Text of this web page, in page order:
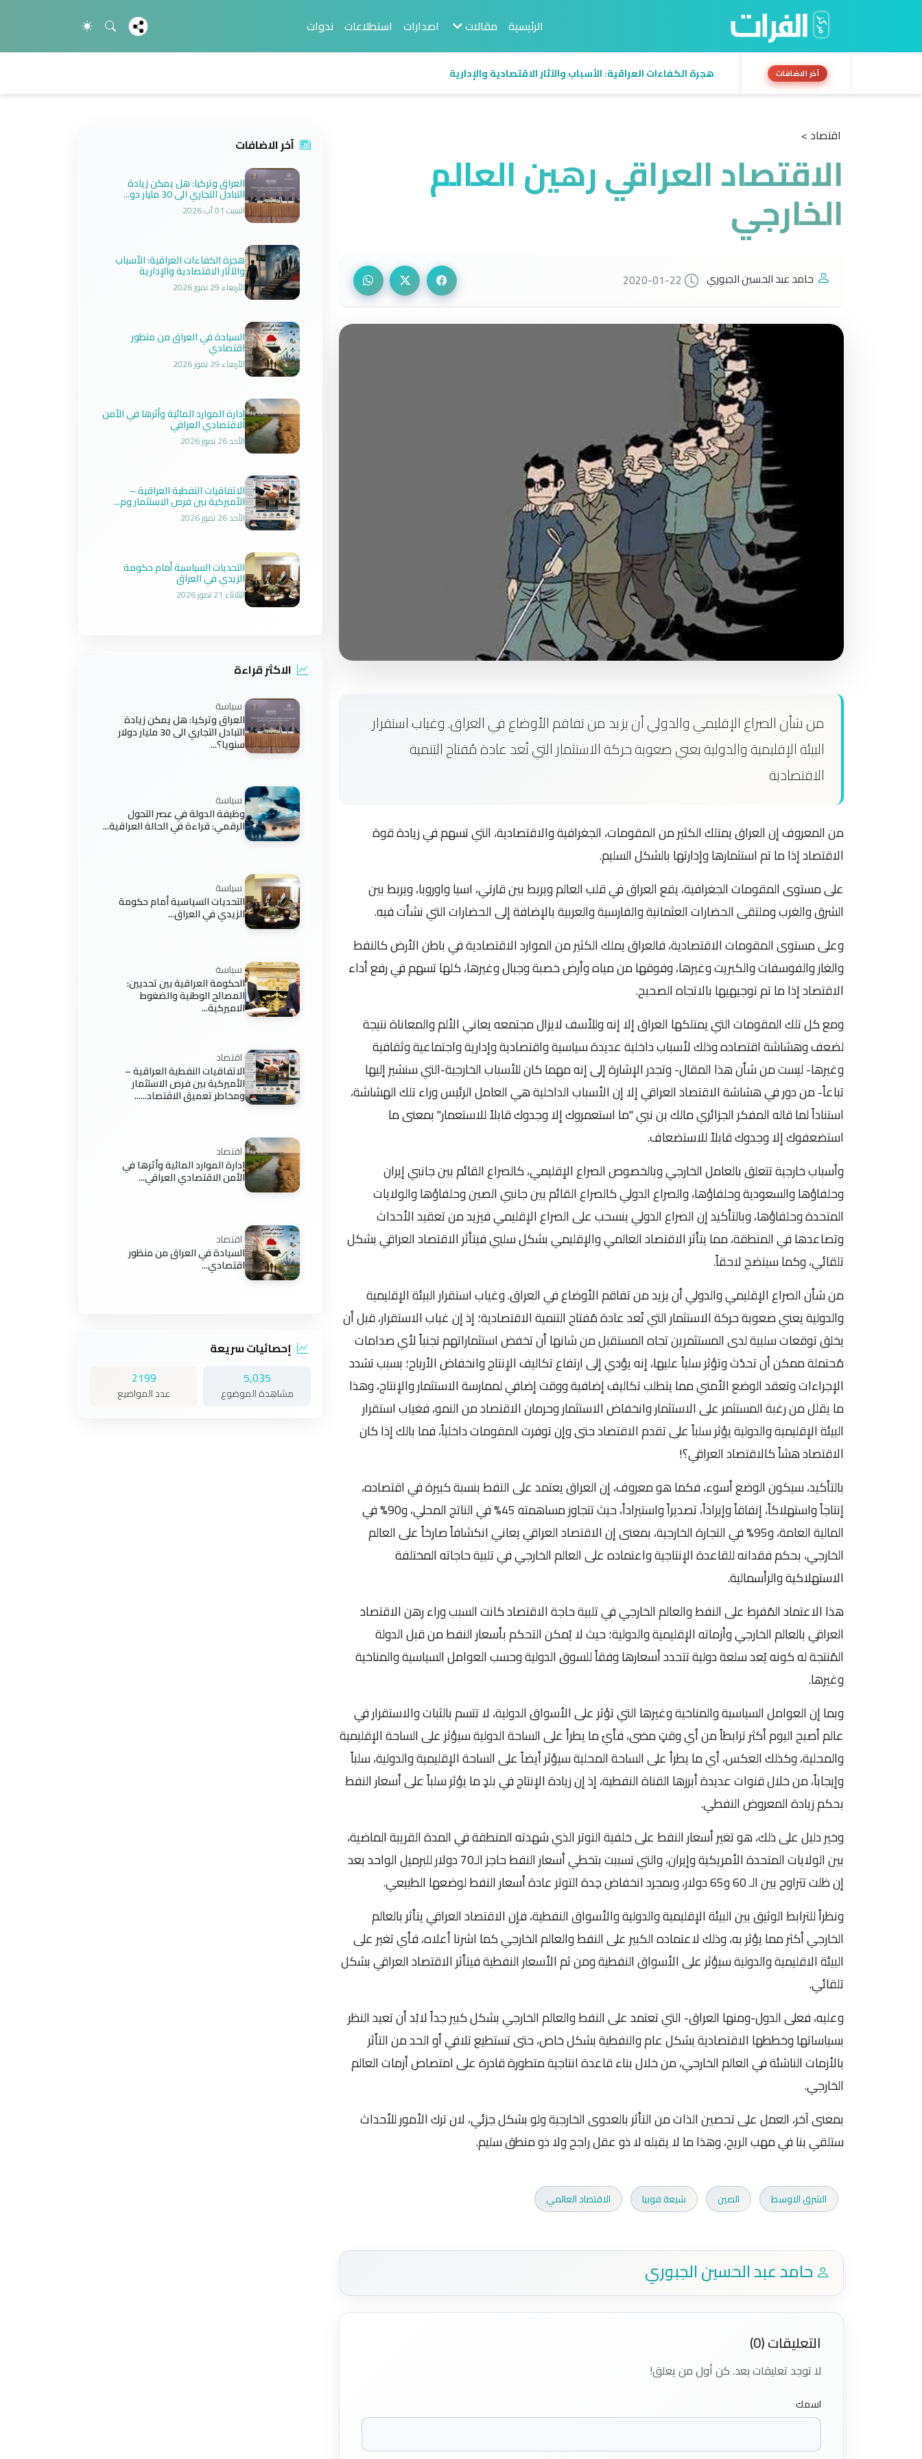
الرئيسية مقالات اصدارات استطلاعات ندوات
آخر الاضافات هجرة الكفاءات العراقية: الأسباب والآثار الاقتصادية والإدارية
اقتصاد >
الاقتصاد العراقي رهين العالم
الخارجي
حامد عبد الحسين الجبوري 2020-01-22
من شأن الصراع الإقليمي والدولي أن يزيد من تفاقم الأوضاع في العراق. وغياب استقرار
البيئة الإقليمية والدولية يعني صعوبة حركة الاستثمار التي تُعد عادة مُفتاح التنمية
الاقتصادية
من المعروف إن العراق يمتلك الكثير من المقومات، الجغرافية والاقتصادية، التي تسهم في زيادة قوة
الاقتصاد إذا ما تم استثمارها وإدارتها بالشكل السليم.
على مستوى المقومات الجغرافية، يقع العراق في قلب العالم ويربط بين قارتي، اسيا واوروبا، ويربط بين
الشرق والغرب وملتقى الحضارات العثمانية والفارسية والعربية بالإضافة إلى الحضارات التي نشأت فيه.
وعلى مستوى المقومات الاقتصادية، فالعراق يملك الكثير من الموارد الاقتصادية في باطن الأرض كالنفط
والغاز والفوسفات والكبريت وغيرها، وفوقها من مياه وأرض خصبة وجبال وغيرها، كلها تسهم في رفع أداء
الاقتصاد إذا ما تم توجيهيها بالاتجاه الصحيح.
ومع كل تلك المقومات التي يمتلكها العراق إلا إنه وللأسف لايزال مجتمعه يعاني الألم والمعاناة نتيجة
لضعف وهشاشة اقتصاده وذلك لأسباب داخلية عديدة سياسية واقتصادية وإدارية واجتماعية وثقافية
وغيرها- ليست من شأن هذا المقال- وتجدر الإشارة إلى إنه مهما كان للأسباب الخارجية-التي سنشير إليها
تباعاً- من دور في هشاشة الاقتصاد العراقي إلا إن الأسباب الداخلية هي العامل الرئيس وراء تلك الهشاشة،
استناداً لما قاله المفكر الجزائري مالك بن نبي "ما استعمروك إلا وجدوك قابلاً للاستعمار" بمعنى ما
استضعفوك إلا وجدوك قابلاً للاستضعاف.
وأسباب خارجية تتعلق بالعامل الخارجي وبالخصوص الصراع الإقليمي، كالصراع القائم بين جانبي إيران
وحلفاؤها والسعودية وحلفاؤها، والصراع الدولي كالصراع القائم بين جانبي الصين وحلفاؤها والولايات
المتحدة وحلفاؤها، وبالتأكيد إن الصراع الدولي ينسحب على الصراع الإقليمي فيزيد من تعقيد الأحداث
وتصاعدها في المنطقة، مما يتأثر الاقتصاد العالمي والإقليمي بشكل سلبي فيتأثر الاقتصاد العراقي بشكل
تلقائي، وكما سيتضح لاحقاً.
من شأن الصراع الإقليمي والدولي أن يزيد من تفاقم الأوضاع في العراق. وغياب استقرار البيئة الإقليمية
والدولية يعني صعوبة حركة الاستثمار التي تُعد عادة مُفتاح التنمية الاقتصادية؛ إذ إن غياب الاستقرار، قبل أن
يخلق توقعات سلبية لدى المستثمرين تجاه المستقبل من شانها أن تخفض استثماراتهم تجنباً لأي صدامات
مُحتملة ممكن أن تحدُث وتؤثر سلباً عليها، إنه يؤدي إلى ارتفاع تكاليف الإنتاج وانخفاض الأرباح؛ بسبب تشدد
الإجراءات وتعقد الوضع الأمني مما يتطلب تكاليف إضافية ووقت إضافي لممارسة الاستثمار والإنتاج، وهذا
ما يقلل من رغبة المستثمر على الاستثمار وانخفاض الاستثمار وحرمان الاقتصاد من النمو، فغياب استقرار
البيئة الإقليمية والدولية يؤثر سلباً على تقدم الاقتصاد حتى وإن توفرت المقومات داخلياً، فما بالك إذا كان
الاقتصاد هشاً كالاقتصاد العراقي؟!
بالتأكيد، سيكون الوضع أسوء، فكما هو معروف، إن العراق يعتمد على النفط بنسبة كبيرة في اقتصاده،
إنتاجاً واستهلاكاً، إنفاقاً وإيراداً، تصديراً واستيراداً، حيث تتجاوز مساهمته 45% في الناتج المحلي، و90% في
المالية العامة، و95% في التجارة الخارجية، بمعنى إن الاقتصاد العراقي يعاني انكشافاً صارخاً على العالم
الخارجي، بحكم فقدانه للقاعدة الإنتاجية واعتماده على العالم الخارجي في تلبية حاجاته المختلفة
الاستهلاكية والرأسمالية.
هذا الاعتماد المُفرط على النفط والعالم الخارجي في تلبية حاجة الاقتصاد كانت السبب وراء رهن الاقتصاد
العراقي بالعالم الخارجي وأزماته الإقليمية والدولية؛ حيث لا يُمكن التحكم بأسعار النفط من قبل الدولة
المُنتجة له كونه يُعد سلعة دولية تتحدد أسعارها وفقاً للسوق الدولية وحسب العوامل السياسية والمناخية
وغيرها.
وبما إن العوامل السياسية والمناخية وغيرها التي تؤثر على الأسواق الدولية، لا تتسم بالثبات والاستقرار في
عالم أصبح اليوم أكثر ترابطاً من أي وقتٍ مضى، فأيُ ما يطرأ على الساحة الدولية سيؤثر على الساحة الإقليمية
والمحلية، وكذلك العكس، أي ما يطرأ على الساحة المحلية سيؤثر أيضاً على الساحة الإقليمية والدولية، سلباً
وإيجاباً، من خلال قنوات عديدة أبرزها القناة النفطية، إذ إن زيادة الإنتاج في بلدٍ ما يؤثر سلباً على أسعار النفط
بحكم زيادة المعروض النفطي.
وخير دليل على ذلك، هو تغير أسعار النفط على خلفية التوتر الذي شهدته المنطقة في المدة القريبة الماضية،
بين الولايات المتحدة الأمريكية وإيران، والتي تسببت بتخطي أسعار النفط حاجز الـ70 دولار للبرميل الواحد بعد
إن ظلت تتراوح بين الـ 60 و65 دولار، وبمجرد انخفاض حِدة التوتر عادة أسعار النفط لوضعها الطبيعي.
ونظراً للترابط الوثيق بين البيئة الإقليمية والدولية والأسواق النفطية، فإن الاقتصاد العراقي يتأثر بالعالم
الخارجي أكثر مما يؤثر به، وذلك لاعتماده الكبير على النفط والعالم الخارجي كما اشرنا أعلاه، فأي تغير على
البيئة الاقليمية والدولية سيؤثر على الأسواق النفطية ومن ثم الأسعار النفطية فيتأثر الاقتصاد العراقي بشكل
تلقائي.
وعليه، فعلى الدول-ومنها العراق- التي تعتمد على النفط والعالم الخارجي بشكل كبير جداً لابُد أن تعيد النظر
بسياساتها وخططها الاقتصادية بشكل عام والنفطية بشكل خاص، حتى تستطيع تلافي أو الحد من التأثر
بالأزمات الناشئة في العالم الخارجي، من خلال بناء قاعدة انتاجية متطورة قادرة على امتصاص أزمات العالم
الخارجي.
بمعنى آخر، العمل على تحصين الذات من التأثر بالعدوى الخارجية ولو بشكل جزئي، لان ترك الأمور للأحداث
ستلقي بنا في مهب الريح، وهذا ما لا يقبله لا ذو عقل راجح ولا ذو منطق سليم.
الشرق الاوسط الصين شيعة فوبيا الاقتصاد العالمي
حامد عبد الحسين الجبوري
التعليقات (0)
لا توجد تعليقات بعد. كن أول من يعلق!
اسمك
آخر الاضافات
العراق وتركيا: هل يمكن زيادة
التبادل التجاري الى 30 مليار دو...
السبت 01 آب 2026
هجرة الكفاءات العراقية: الأسباب
والآثار الاقتصادية والإدارية
الأربعاء 29 تموز 2026
السيادة في العراق من منظور
اقتصادي
الأربعاء 29 تموز 2026
إدارة الموارد المائية وأثرها في الأمن
الاقتصادي العراقي
الأحد 26 تموز 2026
الاتفاقيات النفطية العراقية –
الأميركية بين فرص الاستثمار وم...
الأحد 26 تموز 2026
التحديات السياسية أمام حكومة
الزيدي في العراق
الثلاثاء 21 تموز 2026
الاكثر قراءة
سياسة
العراق وتركيا: هل يمكن زيادة
التبادل التجاري الى 30 مليار دولار
سنويا؟...
سياسة
وظيفة الدولة في عصر التحول
الرقمي: قراءة في الحالة العراقية...
سياسة
التحديات السياسية أمام حكومة
الزيدي في العراق...
سياسة
الحكومة العراقية بين تحديين:
المصالح الوطنية والضغوط
الاميركية...
اقتصاد
الاتفاقيات النفطية العراقية –
الأميركية بين فرص الاستثمار
ومخاطر تعميق الاقتصاد......
اقتصاد
إدارة الموارد المائية وأثرها في
الأمن الاقتصادي العراقي...
اقتصاد
السيادة في العراق من منظور
اقتصادي...
إحصائيات سريعة
5,035
مشاهدة الموضوع
2199
عدد المواضيع